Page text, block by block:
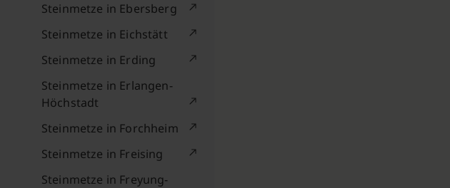
Steinmetze in Ebersberg
Steinmetze in Eichstätt
Steinmetze in Erding
Steinmetze in Erlangen-
Höchstadt
Steinmetze in Forchheim
Steinmetze in Freising
Steinmetze in Freyung-